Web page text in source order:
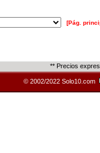
[Pág.
** Precios
© 2002/2022 Solo10.com